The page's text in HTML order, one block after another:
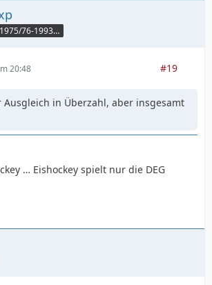
Stehplatz 1975/76-1993/94
20:48 #19
Ausgleich in Überzahl, aber insgesamt
… Eishockey spielt nur die DEG